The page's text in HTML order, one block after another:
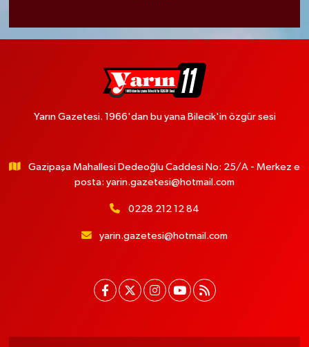
Yarın Gazetesi. 1966'dan bu yana Bilecik'in özgür sesi
Gazipaşa Mahallesi Dedeoğlu Caddesi No: 25/A - Merkez e
posta: yarin.gazetesi@hotmail.com
0228 212 12 84
yarin.gazetesi@hotmail.com